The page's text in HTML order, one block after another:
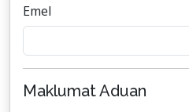
Emel
Maklumat Aduan